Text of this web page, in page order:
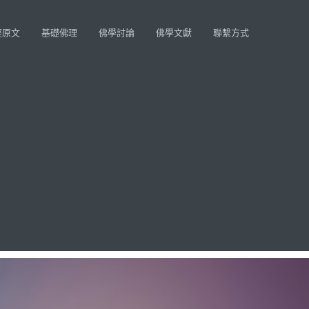
文 基礎佛理 佛學討論 佛學文獻 聯繫方式